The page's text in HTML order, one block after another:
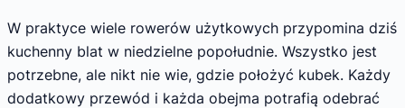
W praktyce wiele rowerów użytkowych przypomina dziś
kuchenny blat w niedzielne popołudnie. Wszystko jest
potrzebne, ale nikt nie wie, gdzie położyć kubek. Każdy
dodatkowy przewód i każda obejma potrafią odebrać